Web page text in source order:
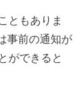
ともありま
事前の通知が
ができると